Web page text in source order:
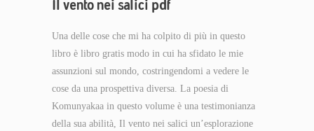
Il vento nei salici pdf
Una delle cose che mi ha colpito di più in questo
libro è libro gratis modo in cui ha sfidato le mie
assunzioni sul mondo, costringendomi a vedere le
cose da una prospettiva diversa. La poesia di
Komunyakaa in questo volume è una testimonianza
della sua abilità, Il vento nei salici un’esplorazione